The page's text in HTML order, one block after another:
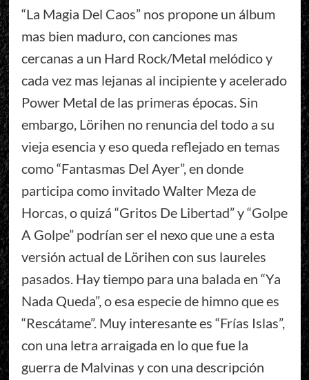
“La Magia Del Caos” nos propone un álbum
mas bien maduro, con canciones mas
cercanas a un Hard Rock/Metal melódico y
cada vez mas lejanas al incipiente y acelerado
Power Metal de las primeras épocas. Sin
embargo, Lörihen no renuncia del todo a su
vieja esencia y eso queda reflejado en temas
como “Fantasmas Del Ayer”, en donde
participa como invitado Walter Meza de
Horcas, o quizá “Gritos De Libertad” y “Golpe
A Golpe” podrían ser el nexo que une a esta
versión actual de Lörihen con sus laureles
pasados. Hay tiempo para una balada en “Ya
Nada Queda”, o esa especie de himno que es
“Rescátame”. Muy interesante es “Frías Islas”,
con una letra arraigada en lo que fue la
guerra de Malvinas y con una descripción